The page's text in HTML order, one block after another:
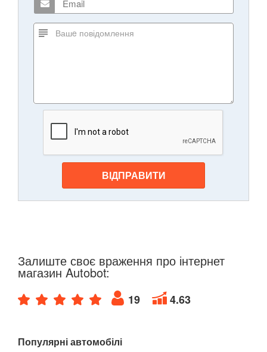
ВІДПРАВИТИ
Залиште своє враження про інтернет
магазин Autobot:
19 4.63
Популярні автомобілі